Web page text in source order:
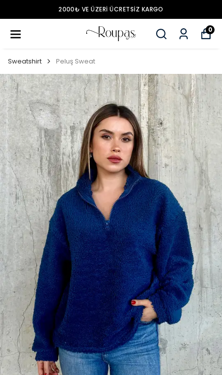
2000₺ VE ÜZERİ ÜCRETSİZ KARGO
0
Sweatshirt Peluş Sweat